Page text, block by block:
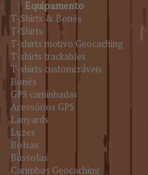
Equipamento
T-Shirts & Bonés
T-Shirts
T-shirts motivo Geocaching
T-shirts trackables
T-shirts customizáveis
Bonés
GPS caminhadas
Acessórios GPS
Lanyards
Luzes
Bolsas
Bússolas
Carimbos Geocaching